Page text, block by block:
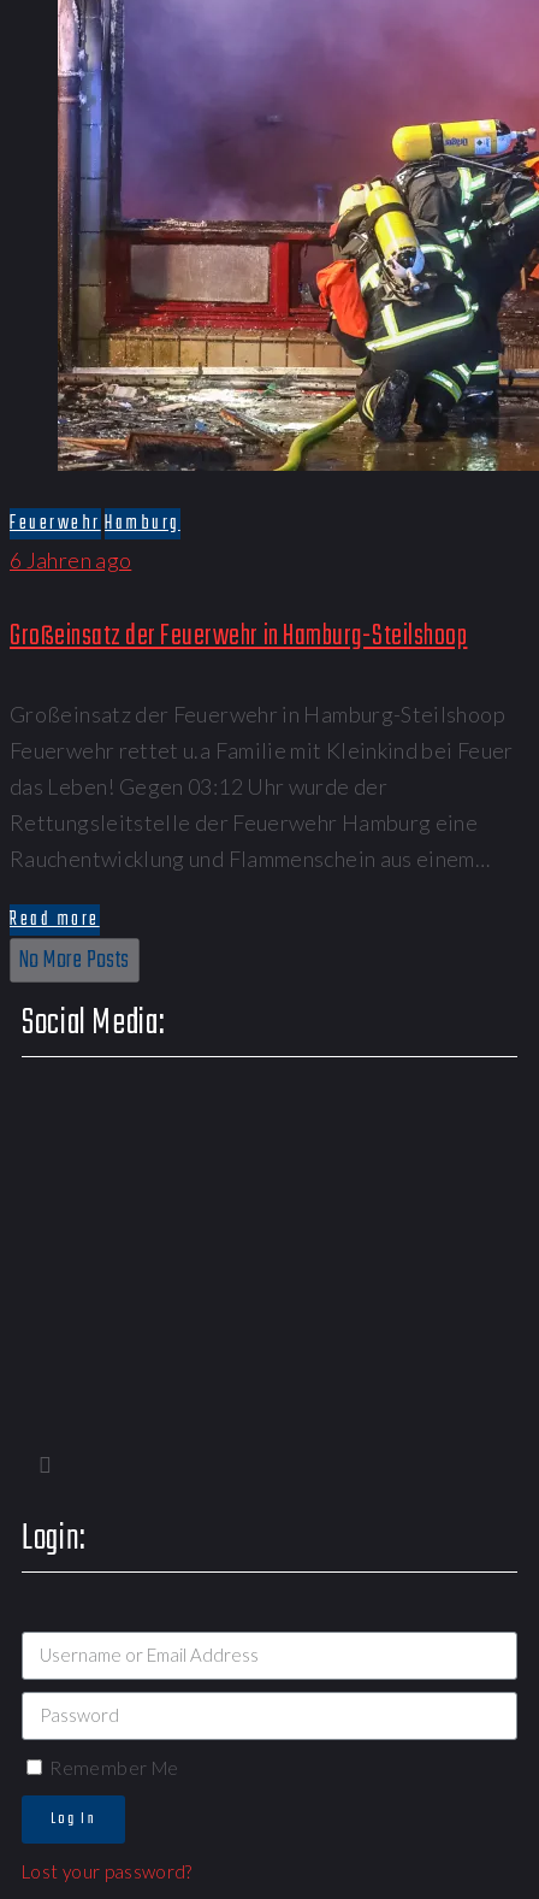
FeuerwehrHamburg
6 Jahren ago
Großeinsatz der Feuerwehr in Hamburg-Steilshoop
Großeinsatz der Feuerwehr in Hamburg-Steilshoop
Feuerwehr rettet u.a Familie mit Kleinkind bei Feuer
das Leben! Gegen 03:12 Uhr wurde der
Rettungsleitstelle der Feuerwehr Hamburg eine
Rauchentwicklung und Flammenschein aus einem…
Read more
No More Posts
Social Media:
Login:
Remember Me
Log In
Lost your password?